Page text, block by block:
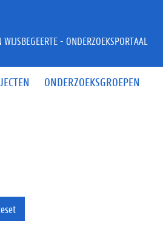
ONDERZOEKSGROEPEN
WIJSBEGEERTE - ONDERZOEKSPORTAAL